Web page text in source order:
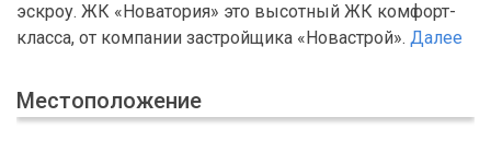
эскроу. ЖК «Новатория» это высотный ЖК комфорт-
класса, от компании застройщика «Новастрой». Далее
Местоположение